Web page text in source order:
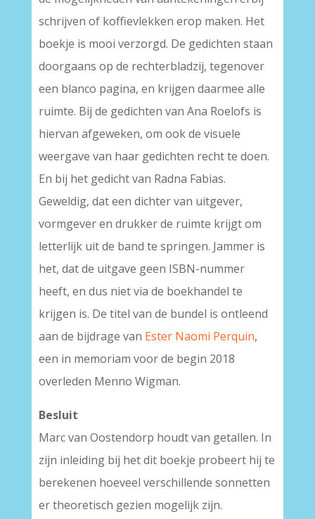
schrijven of koffievlekken erop maken. Het
boekje is mooi verzorgd. De gedichten staan
doorgaans op de rechterbladzij, tegenover
een blanco pagina, en krijgen daarmee alle
ruimte. Bij de gedichten van Ana Roelofs is
hiervan afgeweken, om ook de visuele
weergave van haar gedichten recht te doen.
En bij het gedicht van Radna Fabias.
Geweldig, dat een dichter van uitgever,
vormgever en drukker de ruimte krijgt om
letterlijk uit de band te springen. Jammer is
het, dat de uitgave geen ISBN-nummer
heeft, en dus niet via de boekhandel te
krijgen is. De titel van de bundel is ontleend
aan de bijdrage van Ester Naomi Perquin,
een in memoriam voor de begin 2018
overleden Menno Wigman.
Besluit
Marc van Oostendorp houdt van getallen. In
zijn inleiding bij het dit boekje probeert hij te
berekenen hoeveel verschillende sonnetten
er theoretisch gezien mogelijk zijn.